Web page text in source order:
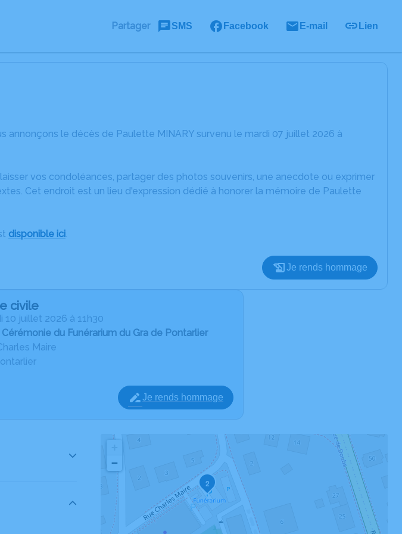
Partager SMS Facebook E-mail Lien
annonçons le décès de Paulette MINARY survenu le mardi 07 juillet 2026 à
vos condoléances, partager des photos souvenirs, une anecdote ou exprimer
Cet endroit est un lieu d'expression dédié à honorer la mémoire de Paulette
disponible ici.
Je rends hommage
civile
10 juillet 2026 à 11h30
du Funérarium du Gra de Pontarlier
Maire
Je rends hommage
2
−